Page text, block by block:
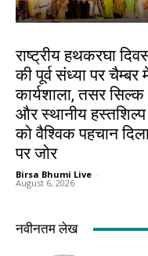
राष्ट्रीय हथकरघा
की पूर्व संध्या पर चैम्बर
कार्यशाला, तसर सिल्क
और स्थानीय हस्तशिल्प
को वैश्विक पहचान
पर जोर
Birsa Bhumi Live -
August 6, 2026
नवीनतम लेख